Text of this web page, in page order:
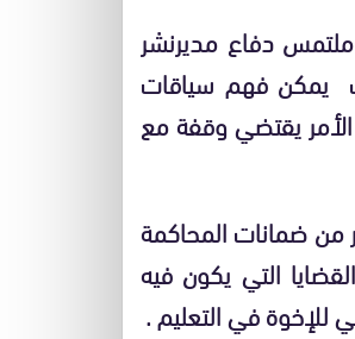
دفاع مديرنشر
يمكن فهم سياقات
الأمر يقتضي وقفة مع
من ضمانات المحاكمة
التي يكون فيه
في التعليم .